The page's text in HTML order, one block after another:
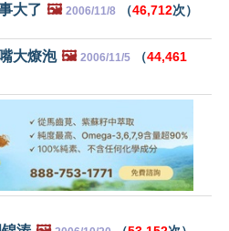
大了 🖼️ 2006/11/8 （46,712次）
大燎泡 🖼️ 2006/11/5 （44,461